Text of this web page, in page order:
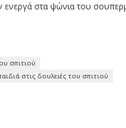
στα ψώνια του
σπιτιού
στις δουλειές του σπιτιού